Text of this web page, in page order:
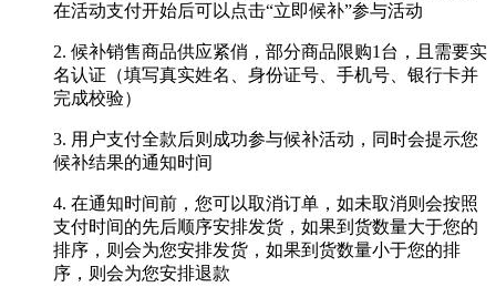
在活动支付开始后可以点击“立即候补”参与活动
2. 候补销售商品供应紧俏，部分商品限购1台，且需要实
名认证（填写真实姓名、身份证号、手机号、银行卡并
完成校验）
3. 用户支付全款后则成功参与候补活动，同时会提示您
候补结果的通知时间
4. 在通知时间前，您可以取消订单，如未取消则会按照
支付时间的先后顺序安排发货，如果到货数量大于您的
排序，则会为您安排发货，如果到货数量小于您的排
序，则会为您安排退款